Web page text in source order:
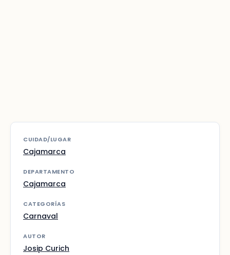
CUIDAD/LUGAR
Cajamarca
DEPARTAMENTO
Cajamarca
CATEGORÍAS
Carnaval
AUTOR
Josip Curich